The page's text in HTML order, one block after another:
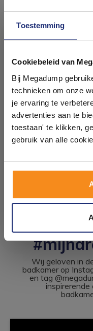
Toestemming
Cookiebeleid van
Bij Megadump
technieken om onze
je ervaring te
advertenties aan te
toestaan' te klikken,
gebruik van alle
30 voor 2-toets Spoeling
met Glansverchroomde
Designstroken Mat Zwart
volgende (werk)dag in huis
Wij geloven in
badkamer op
en tag
inspirerende
Laat je
ervaren adviseurs
tegels & sanitair
Kom langs